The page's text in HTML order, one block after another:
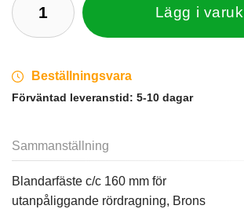
Lägg i
Beställningsvara
Förväntad leveranstid: 5-10 dagar
Sammanställning
Blandarfäste c/c 160 mm för
utanpåliggande rördragning, Brons